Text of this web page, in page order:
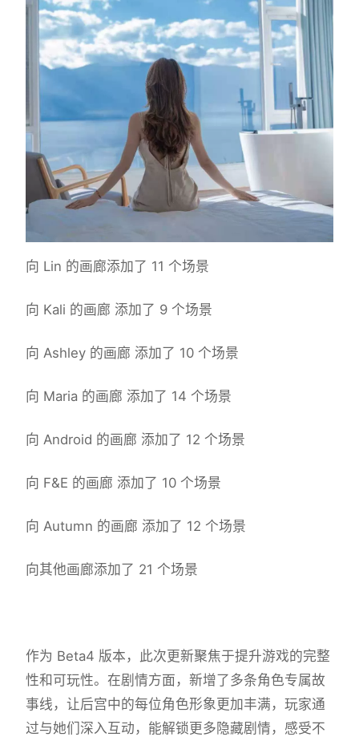
向 Lin 的画廊添加了 11 个场景
向 Kali 的画廊 添加了 9 个场景
向 Ashley 的画廊 添加了 10 个场景
向 Maria 的画廊 添加了 14 个场景
向 Android 的画廊 添加了 12 个场景
向 F&E 的画廊 添加了 10 个场景
向 Autumn 的画廊 添加了 12 个场景
向其他画廊添加了 21 个场景
作为 Beta4 版本，此次更新聚焦于提升游戏的完整
性和可玩性。在剧情方面，新增了多条角色专属故
事线，让后宫中的每位角色形象更加丰满，玩家通
过与她们深入互动，能解锁更多隐藏剧情，感受不